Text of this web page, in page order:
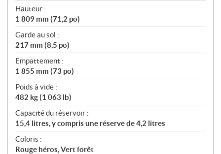
Hauteur :
1 809 mm (71,2 po)
Garde au sol :
217 mm (8,5 po)
Empattement :
1 855 mm (73 po)
Poids à vide :
482 kg (1 063 lb)
Capacité du réservoir :
15,4 litres, y compris une réserve de 4,2 litres
Coloris :
Rouge héros, Vert forêt